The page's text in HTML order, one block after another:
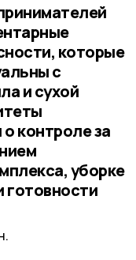
которые
с
и сухой
контроле за
уборке
готовности